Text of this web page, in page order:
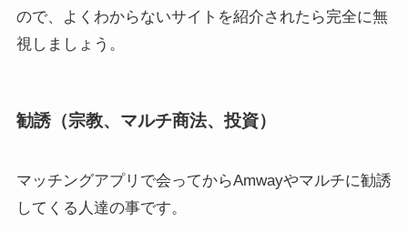
ので、よくわからないサイトを紹介されたら完全に無
視しましょう。
勧誘（宗教、マルチ商法、投資）
マッチングアプリで会ってからAmwayやマルチに勧誘
してくる人達の事です。